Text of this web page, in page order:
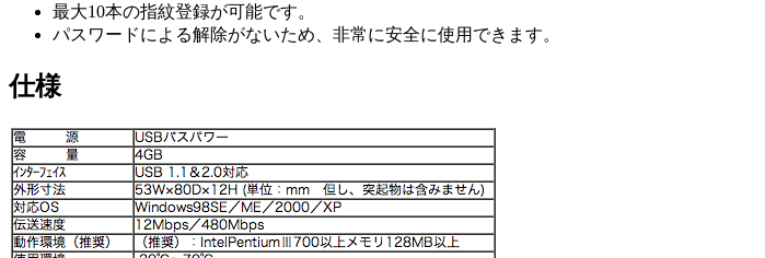
最大10本の指紋登録が可能です。
パスワードによる解除がないため、非常に安全に使用できます。
仕様